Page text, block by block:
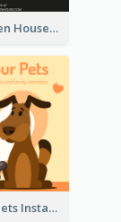
Sunday Open House Instagram Post
Love Your Pets Instagram Post